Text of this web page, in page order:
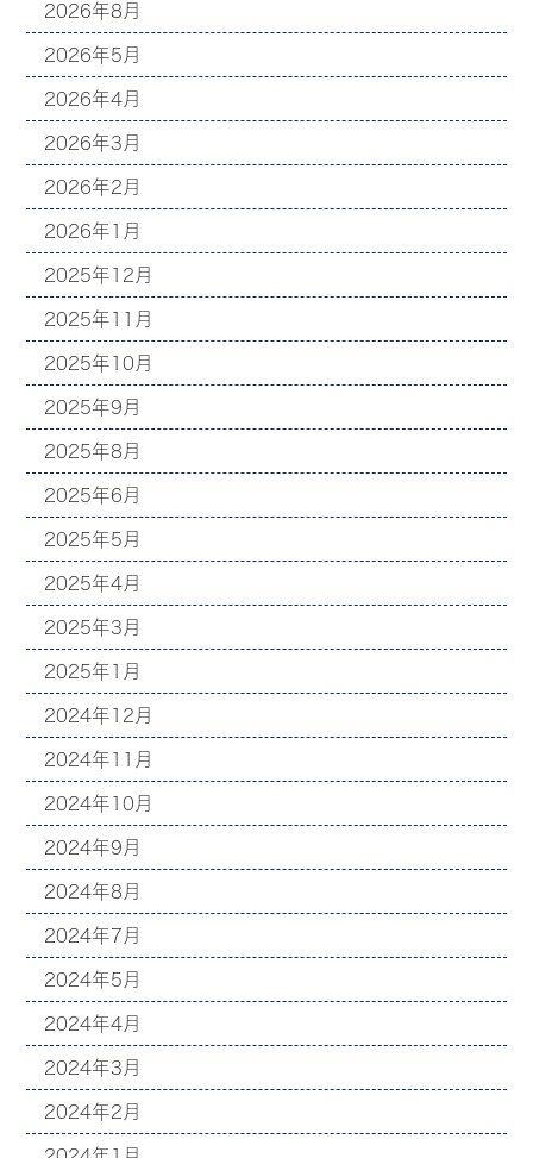
2026年8月
2026年5月
2026年4月
2026年3月
2026年2月
2026年1月
2025年12月
2025年11月
2025年10月
2025年9月
2025年8月
2025年6月
2025年5月
2025年4月
2025年3月
2025年1月
2024年12月
2024年11月
2024年10月
2024年9月
2024年8月
2024年7月
2024年5月
2024年4月
2024年3月
2024年2月